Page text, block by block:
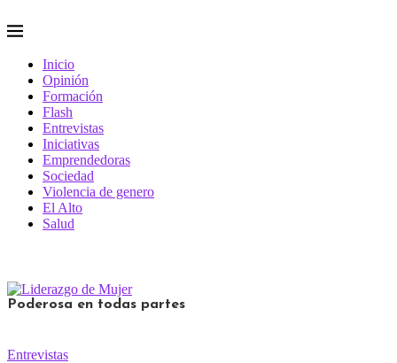
Inicio
Opinión
Formación
Flash
Entrevistas
Iniciativas
Emprendedoras
Sociedad
Violencia de genero
El Alto
Salud
Poderosa en todas partes
Entrevistas